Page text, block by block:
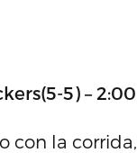
5) –
con la